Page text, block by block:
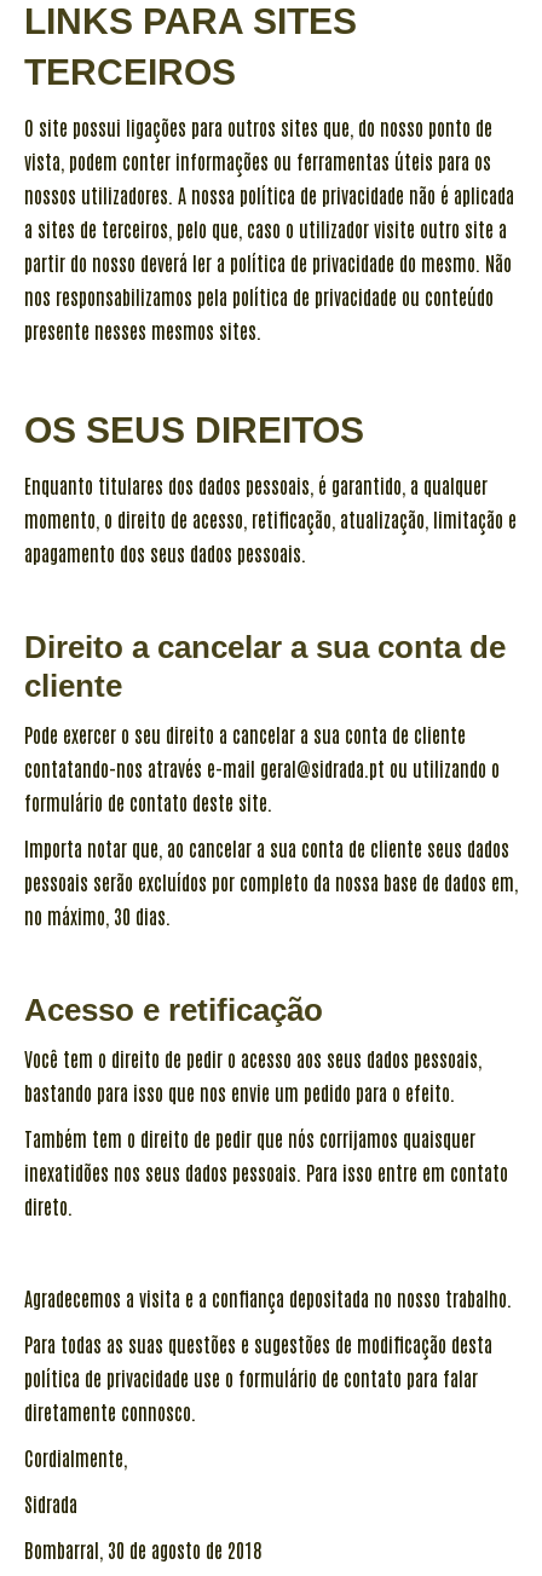
LINKS PARA SITES
TERCEIROS
O site possui ligações para outros sites que, do nosso ponto de
vista, podem conter informações ou ferramentas úteis para os
nossos utilizadores. A nossa política de privacidade não é aplicada
a sites de terceiros, pelo que, caso o utilizador visite outro site a
partir do nosso deverá ler a política de privacidade do mesmo. Não
nos responsabilizamos pela política de privacidade ou conteúdo
presente nesses mesmos sites.
OS SEUS DIREITOS
Enquanto titulares dos dados pessoais, é garantido, a qualquer
momento, o direito de acesso, retificação, atualização, limitação e
apagamento dos seus dados pessoais.
Direito a cancelar a sua conta de
cliente
Pode exercer o seu direito a cancelar a sua conta de cliente
contatando-nos através e-mail geral@sidrada.pt ou utilizando o
formulário de contato deste site.
Importa notar que, ao cancelar a sua conta de cliente seus dados
pessoais serão excluídos por completo da nossa base de dados em,
no máximo, 30 dias.
Acesso e retificação
Você tem o direito de pedir o acesso aos seus dados pessoais,
bastando para isso que nos envie um pedido para o efeito.
Também tem o direito de pedir que nós corrijamos quaisquer
inexatidões nos seus dados pessoais. Para isso entre em contato
direto.
Agradecemos a visita e a confiança depositada no nosso trabalho.
Para todas as suas questões e sugestões de modificação desta
política de privacidade use o formulário de contato para falar
diretamente connosco.
Cordialmente,
Sidrada
Bombarral, 30 de agosto de 2018